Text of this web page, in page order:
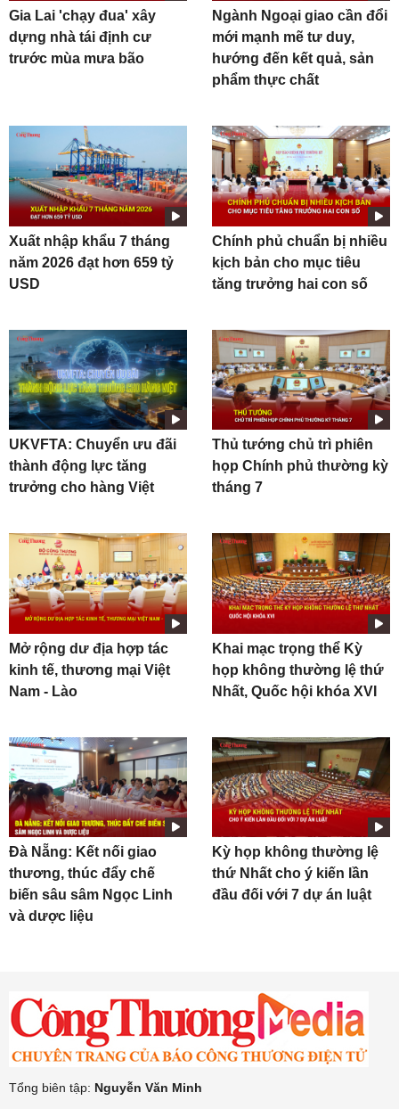
Gia Lai 'chạy đua' xây
dựng nhà tái định cư
trước mùa mưa bão
Ngành Ngoại giao cần đổi
mới mạnh mẽ tư duy,
hướng đến kết quả, sản
phẩm thực chất
Xuất nhập khẩu 7 tháng
năm 2026 đạt hơn 659 tỷ
USD
Chính phủ chuẩn bị nhiều
kịch bản cho mục tiêu
tăng trưởng hai con số
UKVFTA: Chuyển ưu đãi
thành động lực tăng
trưởng cho hàng Việt
Thủ tướng chủ trì phiên
họp Chính phủ thường kỳ
tháng 7
Mở rộng dư địa hợp tác
kinh tế, thương mại Việt
Nam - Lào
Khai mạc trọng thể Kỳ
họp không thường lệ thứ
Nhất, Quốc hội khóa XVI
Đà Nẵng: Kết nối giao
thương, thúc đẩy chế
biến sâu sâm Ngọc Linh
và dược liệu
Kỳ họp không thường lệ
thứ Nhất cho ý kiến lần
đầu đối với 7 dự án luật
Tổng biên tập: Nguyễn Văn Minh